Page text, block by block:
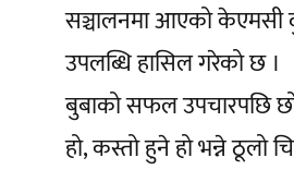
सञ्चालनमा आएको केएमसी
उपलब्धि हासिल गरेको छ ।
बुबाको सफल उपचारपछि
हो, कस्तो हुने हो भन्ने ठूलो